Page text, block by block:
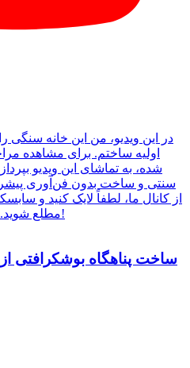
در این ویدیو، من این خانه سنگی را
اولیه ساختم. برای مشاهده
شده، به تماشای این ویدیو
سنتی و ساخت بدون فن‌آوری
از کانال ما، لطفاً لایک کنید و
مطلع شوید. از تماشای این پروژه لذت ببرید!
ساخت پناهگاه بوشکرافتی